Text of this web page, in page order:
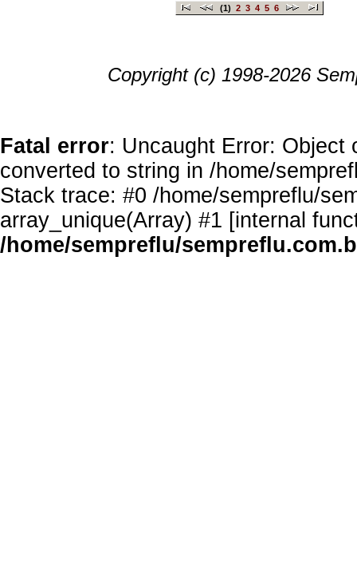
(1) 2 3 4 5 6
Copyright (c) 1998-2026
Fatal error: Uncaught Error: Object
converted to string in /home/
Stack trace: #0 /home/sempreflu/
array_unique(Array) #1 [internal
/home/sempreflu/